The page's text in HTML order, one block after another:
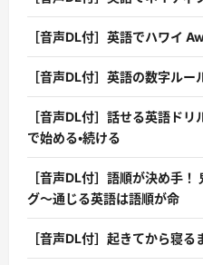
［音声DL付］英語でハワイ
［音声DL付］英語の数字ルー
［音声DL付］話せる英語ド
で始める・続ける
［音声DL付］語順が決め手
グ〜通じる英語は語順が命
［音声DL付］起きてから寝る